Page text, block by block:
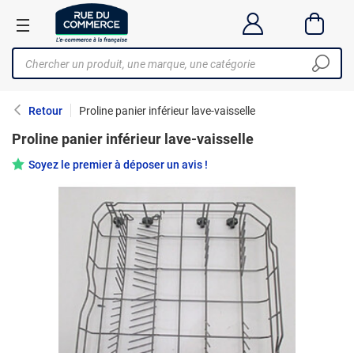
Retour Proline panier inférieur lave-vaisselle
Proline panier inférieur lave-vaisselle
Soyez le premier à déposer un avis !